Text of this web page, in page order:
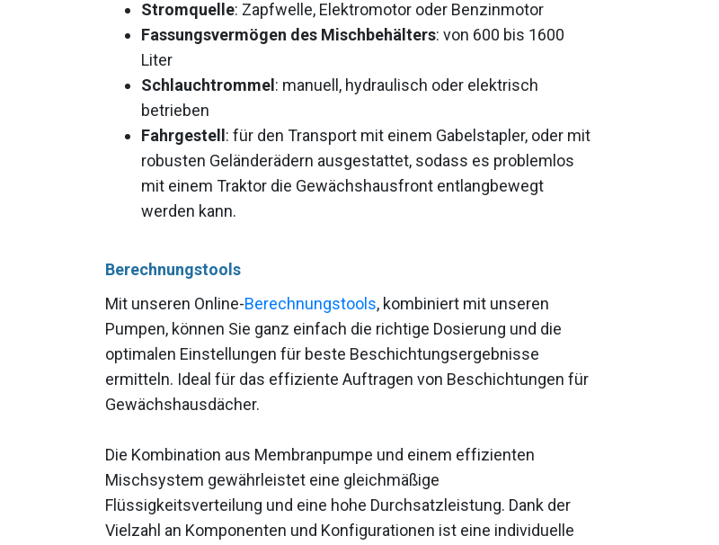
Stromquelle: Zapfwelle, Elektromotor oder Benzinmotor
Fassungsvermögen des Mischbehälters: von 600 bis 1600
Liter
Schlauchtrommel : manuell, hydraulisch oder elektrisch
betrieben
Fahrgestell : für den Transport mit einem Gabelstapler, oder mit
robusten Geländerädern ausgestattet, sodass es problemlos
mit einem Traktor die Gewächshausfront entlangbewegt
werden kann.
Berechnungstools
Mit unseren Online-Berechnungstools, kombiniert mit unseren
Pumpen, können Sie ganz einfach die richtige Dosierung und die
optimalen Einstellungen für beste Beschichtungsergebnisse
ermitteln. Ideal für das effiziente Auftragen von Beschichtungen für
Gewächshausdächer.
Die Kombination aus Membranpumpe und einem effizienten
Mischsystem gewährleistet eine gleichmäßige
Flüssigkeitsverteilung und eine hohe Durchsatzleistung. Dank der
Vielzahl an Komponenten und Konfigurationen ist eine individuelle